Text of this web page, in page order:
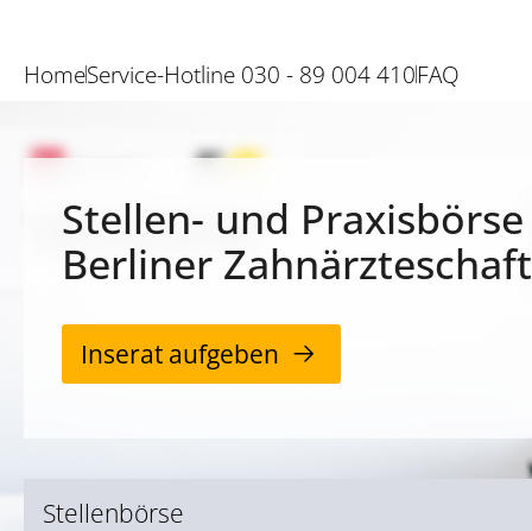
HomeService-Hotline 030 - 89 004 410FAQ
Stellen- und
Berliner Zahnärzteschaft
Inserat aufgeben
Stellenbörse